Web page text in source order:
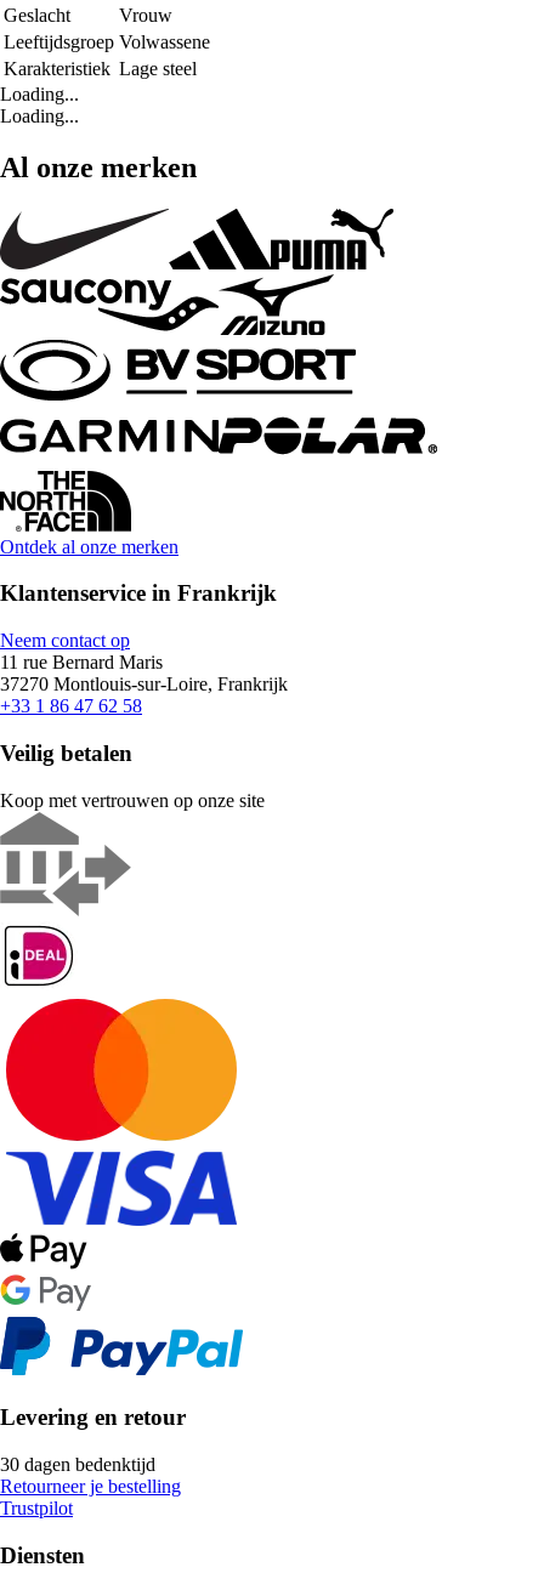
Geslacht
Vrouw
Leeftijdsgroep Volwassene
Karakteristiek Lage steel
Loading...
Loading...
Al onze merken
Ontdek al onze merken
Klantenservice in Frankrijk
Neem contact op
11 rue Bernard Maris
37270 Montlouis-sur-Loire, Frankrijk
+33 1 86 47 62 58
Veilig betalen
Koop met vertrouwen op onze site
Levering en retour
30 dagen bedenktijd
Retourneer je bestelling
Trustpilot
Diensten